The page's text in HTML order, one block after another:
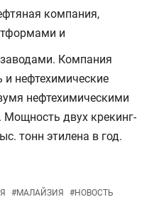
компания,
и
Компания
и нефтехимические
нефтехимическими
двух крекинг-
тонн этилена в год.
#МАЛАЙЗИЯ #НОВОСТЬ